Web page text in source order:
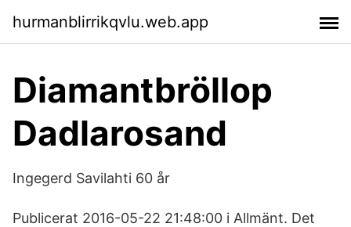
hurmanblirrikqvlu.web.app
Diamantbröllop
Dadlarosand
Ingegerd Savilahti 60 år
Publicerat 2016-05-22 21:48:00 i Allmänt. Det